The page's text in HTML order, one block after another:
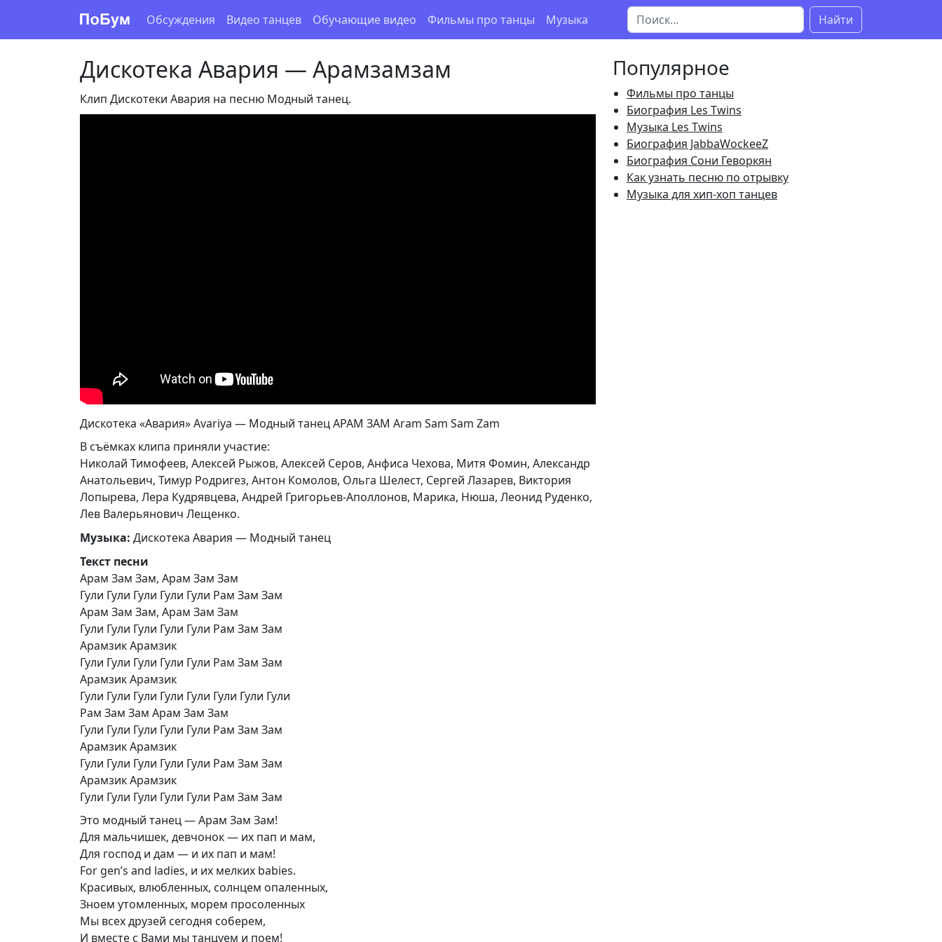
Обсуждения Видео танцев Обучающие видео Фильмы про танцы Музыка Найти
Дискотека Авария — Арамзамзам
Клип Дискотеки Авария на песню Модный танец.
Дискотека «Авария» Avariya — Модный танец АРАМ ЗАМ Aram Sam Sam Zam
В съёмках клипа приняли участие:
Николай Тимофеев, Алексей Рыжов, Алексей Серов, Анфиса Чехова, Митя Фомин, Александр
Анатольевич, Тимур Родригез, Антон Комолов, Ольга Шелест, Сергей Лазарев, Виктория
Лопырева, Лера Кудрявцева, Андрей Григорьев-Аполлонов, Марика, Нюша, Леонид Руденко,
Лев Валерьянович Лещенко.
Музыка: Дискотека Авария — Модный танец
Текст песни
Арам Зам Зам, Арам Зам Зам
Гули Гули Гули Гули Гули Рам Зам Зам
Арам Зам Зам, Арам Зам Зам
Гули Гули Гули Гули Гули Рам Зам Зам
Арамзик Арамзик
Гули Гули Гули Гули Гули Рам Зам Зам
Арамзик Арамзик
Гули Гули Гули Гули Гули Гули Гули Гули
Рам Зам Зам Арам Зам Зам
Гули Гули Гули Гули Гули Рам Зам Зам
Арамзик Арамзик
Гули Гули Гули Гули Гули Рам Зам Зам
Арамзик Арамзик
Гули Гули Гули Гули Гули Рам Зам Зам
Это модный танец — Арам Зам Зам!
Для мальчишек, девчонок — их пап и мам,
Для господ и дам — и их пап и мам!
For gen’s and ladies, и их мелких babies.
Красивых, влюбленных, солнцем опаленных,
Зноем утомленных, морем просоленных
Мы всех друзей сегодня соберем,
И вместе с Вами мы танцуем и поем!
Популярное
Фильмы про танцы
Биография Les Twins
Музыка Les Twins
Биография JabbaWockeeZ
Биография Сони Геворкян
Как узнать песню по отрывку
Музыка для хип-хоп танцев